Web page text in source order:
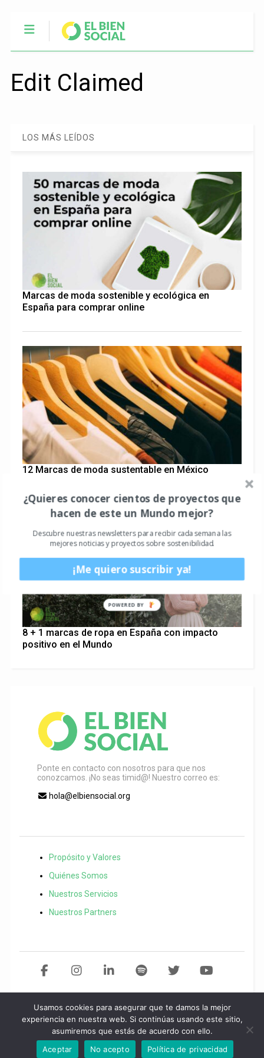
Edit Claimed
LOS MÁS LEÍDOS
Marcas de moda sostenible y ecológica en
España para comprar online
12 Marcas de moda sustentable en México
8 + 1 marcas de ropa en España con impacto
positivo en el Mundo
Ponte en contacto con nosotros para que nos
conozcamos. ¡No seas timid@! Nuestro correo es:
hola@elbiensocial.org
Propósito y Valores
Quiénes Somos
Nuestros Servicios
Nuestros Partners
Copyright 2021 El Bien Social. Todos los derechos reservadosDesarollo
Startidea.Política de privacidad/ Aviso legal/Política de
Usamos cookies para asegurar que te damos la mejor
experiencia en nuestra web. Si continúas usando este sitio,
asumiremos que estás de acuerdo con ello.
Aceptar
No acepto Política de privacidad
¿Quieres conocer cientos de proyectos que
hacen de este un Mundo mejor?
Descubre nuestras newsletters para recibir cada semana las
mejores noticias y proyectos sobre sostenibilidad.
¡Me quiero suscribir ya!
POWERED BY